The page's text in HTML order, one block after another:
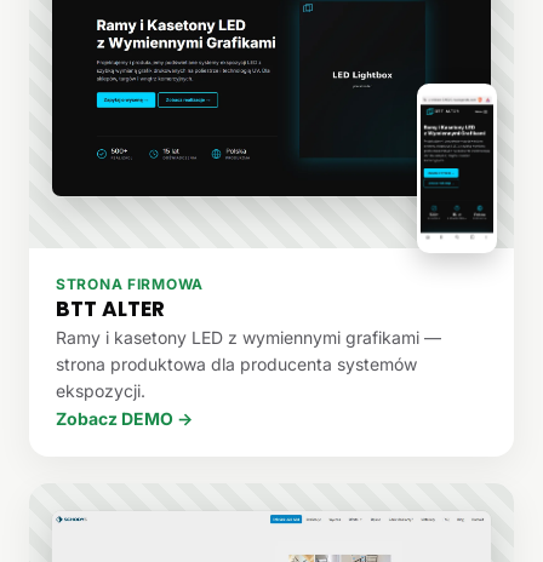
STRONA FIRMOWA
BTT ALTER
Ramy i kasetony LED z wymiennymi grafikami —
strona produktowa dla producenta systemów
ekspozycji.
Zobacz DEMO →